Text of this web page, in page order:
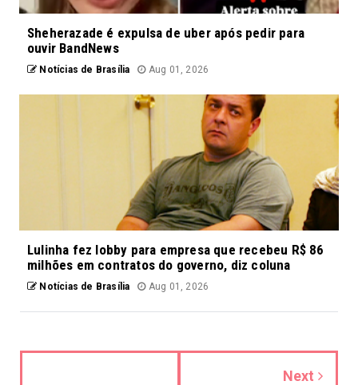
Sheherazade é expulsa de uber após pedir para
ouvir BandNews
Notícias de Brasília Aug 01, 2026
Lulinha fez lobby para empresa que recebeu R$ 86
milhões em contratos do governo, diz coluna
Notícias de Brasília Aug 01, 2026
Next